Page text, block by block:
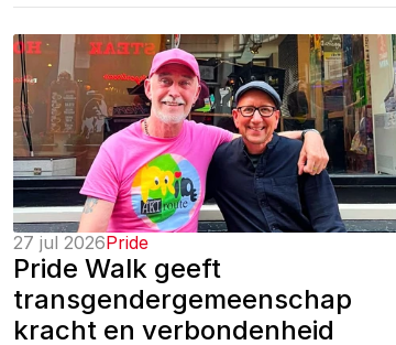
27 jul 2026Pride
Pride Walk geeft
transgendergemeenschap
kracht en verbondenheid